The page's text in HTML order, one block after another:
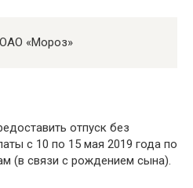
ОАО «Мороз»
отпуск без
с 10 по 15 мая 2019 года по
(в связи с рождением сына).